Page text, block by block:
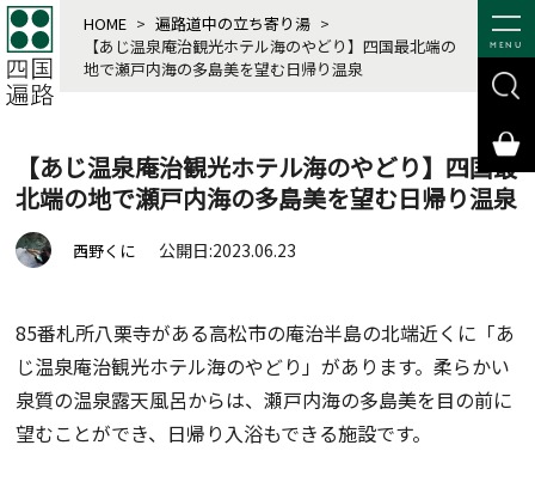
MENU
HOME > 遍路道中の立ち寄り湯 >
【あじ温泉庵治観光ホテル海のやどり】四国最北端の
地で瀬戸内海の多島美を望む日帰り温泉
【あじ温泉庵治観光ホテル海のやどり】四国最
北端の地で瀬戸内海の多島美を望む日帰り温泉
西野くに 公開日:2023.06.23
85番札所八栗寺がある高松市の庵治半島の北端近くに「あ
じ温泉庵治観光ホテル海のやどり」があります。柔らかい
泉質の温泉露天風呂からは、瀬戸内海の多島美を目の前に
望むことができ、日帰り入浴もできる施設です。